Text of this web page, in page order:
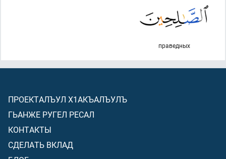
праведных
ПРОЕКТАЛЪУЛ Х1АКЪАЛЪУЛЪ
ГЬАНЖЕ РУГЕЛ РЕСАЛ
КОНТАКТЫ
СДЕЛАТЬ ВКЛАД